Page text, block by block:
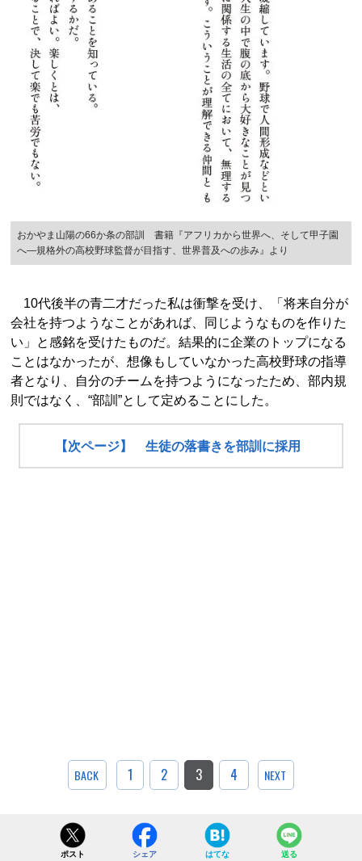
おかやま山陽の66か条の部訓 書籍『アフリカから世界へ、そして甲子園
へ―規格外の高校野球監督が目指す、世界普及への歩み』より
10代後半の青二才だった私は衝撃を受け、「将来自分が
会社を持つようなことがあれば、同じようなものを作りた
い」と感銘を受けたものだ。結果的に企業のトップになる
ことはなかったが、想像もしていなかった高校野球の指導
者となり、自分のチームを持つようになったため、部内規
則ではなく、“部訓”として定めることにした。
【次ページ】 生徒の落書きを部訓に採用
BACK 1 2 3 4 NEXT
ポスト シェア はてな 送る